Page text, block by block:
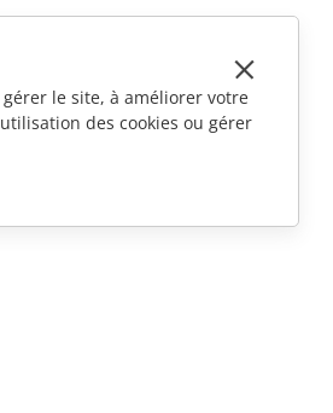
le site, à améliorer votre
des cookies ou gérer